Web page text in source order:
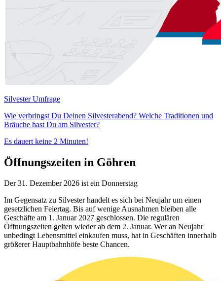
Silvester Umfrage
Wie verbringst Du Deinen Silvesterabend? Welche Traditionen und
Bräuche hast Du am Silvester?
Es dauert keine 2 Minuten!
Öffnungszeiten in Göhren
Der 31. Dezember 2026 ist ein Donnerstag
Im Gegensatz zu Silvester handelt es sich bei Neujahr um einen
gesetzlichen Feiertag. Bis auf wenige Ausnahmen bleiben alle
Geschäfte am 1. Januar 2027 geschlossen. Die regulären
Öffnungszeiten gelten wieder ab dem 2. Januar. Wer an Neujahr
unbedingt Lebensmittel einkaufen muss, hat in Geschäften innerhalb
größerer Hauptbahnhöfe beste Chancen.